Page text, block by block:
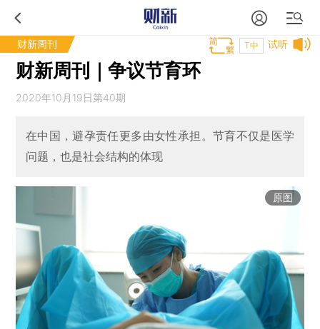
财新周刊 试听
T中
财新周刊｜争议节育环
2020年10月19日第40期
在中国，避孕责任更多由女性承担。节育不仅是医学
问题，也是社会结构的体现
原图